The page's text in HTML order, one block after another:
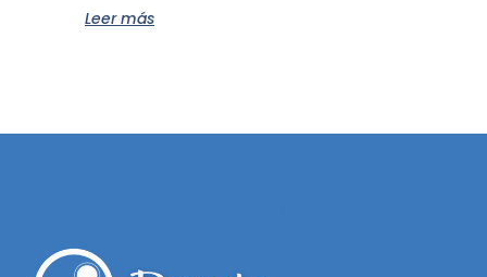
Leer más